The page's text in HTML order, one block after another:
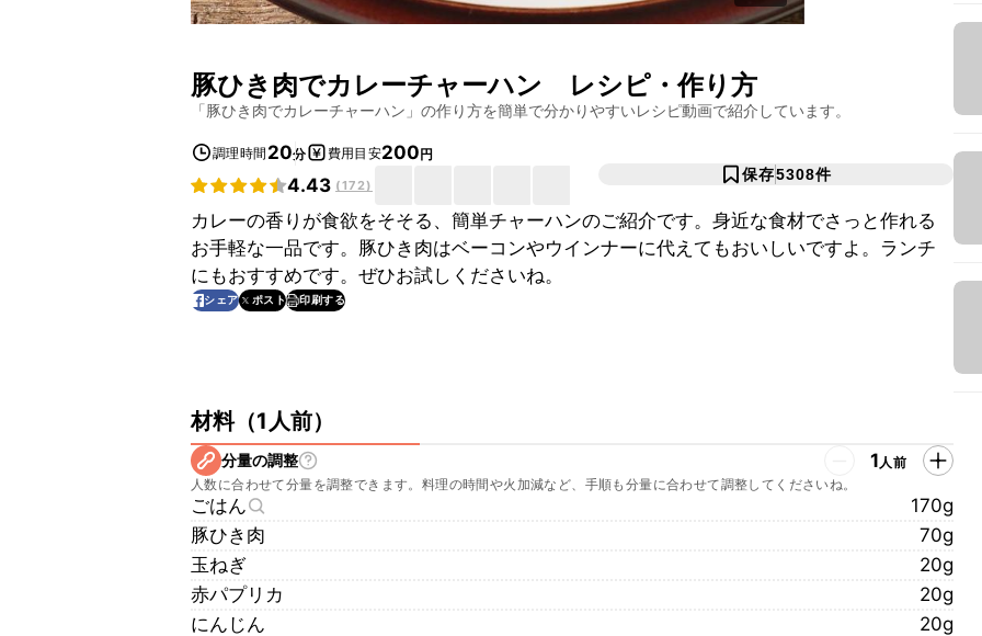
豚ひき肉でカレーチャーハン レシピ・作り方
「豚ひき肉でカレーチャーハン 」の作り方を簡単で分かりやすいレシピ動画で紹介しています。
調理時間 20分 費用目安200円
4.43 (172)
保存5308件
カレーの香りが食欲をそそる、簡単チャーハンのご紹介です。身近な食材でさっと作れる
お手軽な一品です。豚ひき肉はベーコンやウインナーに代えてもおいしいですよ。ランチ
にもおすすめです。ぜひお試しくださいね。
シェア ポスト 印刷する
材料（1人前）
分量の調整 1人前
人数に合わせて分量を調整できます。料理の時間や火加減など、手順も分量に合わせて調整してくださいね。
ごはん
170g
豚ひき肉
70g
玉ねぎ
20g
赤パプリカ
20g
にんじん
20g